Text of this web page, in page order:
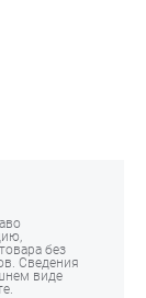
без
Сведения
виде